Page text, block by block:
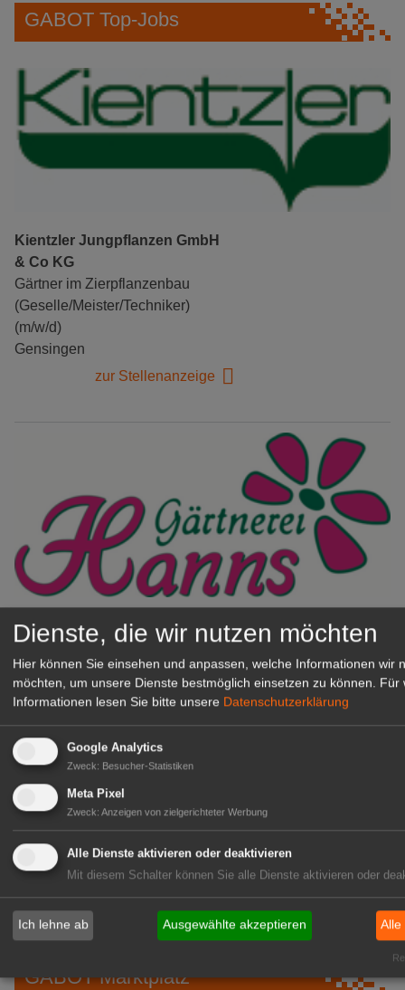
GABOT Top-Jobs
Kientzler Jungpflanzen GmbH
& Co KG
Gärtner im Zierpflanzenbau
(Geselle/Meister/Techniker)
(m/w/d)
Gensingen
zur Stellenanzeige
Gärtnerei Hanns
Mitarbeiter (m/w/d) für unsere
Logistikhalle
Herongen
GABOT Immobilienangebote
1A-Lage, ihre Chance in der
grünen Branche
Repräsentative Immobilie für
IHREN Betrieb!
zur Anzeige
GABOT Marktplatz
Dienste, die wir nutzen möchten
Hier können Sie einsehen und anpassen, welche Informationen wir
möchten, um unsere Dienste bestmöglich einsetzen zu können. Für
Informationen lesen Sie bitte unsere Datenschutzerklärung
Google Analytics
Zweck: Besucher-Statistiken
Meta Pixel
Zweck: Anzeigen von zielgerichteter Werbung
Alle Dienste aktivieren oder deaktivieren
Mit diesem Schalter können Sie alle Dienste aktivieren oder
Ich lehne ab Ausgewählte akzeptieren Alle